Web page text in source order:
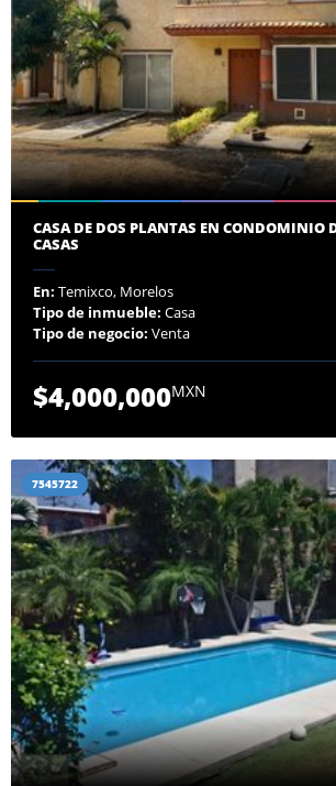
CASA DE DOS PLANTAS EN CONDOMINIO
CASAS
En: Temixco, Morelos
Tipo de inmueble: Casa
Tipo de negocio: Venta
$4,000,000MXN
7545722